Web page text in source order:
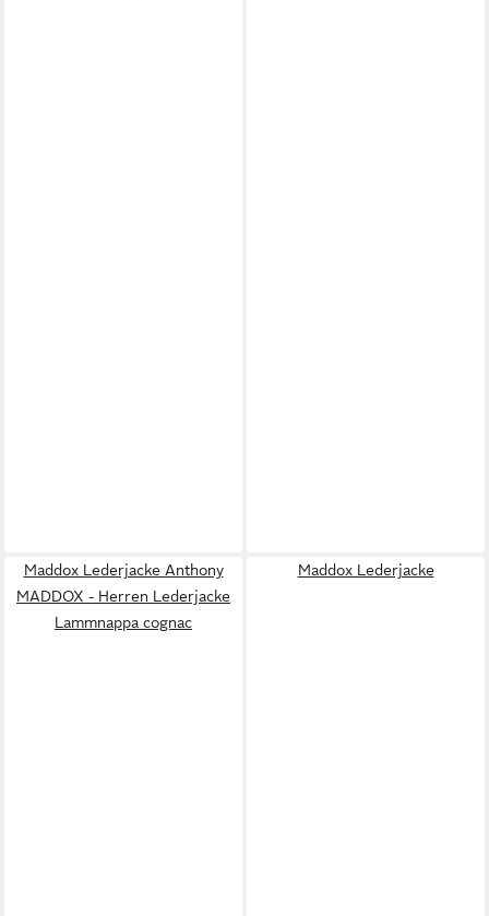
Maddox Lederjacke Anthony
MADDOX - Herren Lederjacke
Lammnappa cognac
Maddox Lederjacke